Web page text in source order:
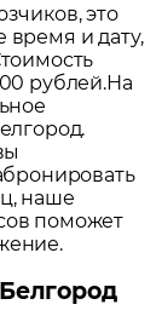
это
время и дату,
рублей.На
.
наше
поможет